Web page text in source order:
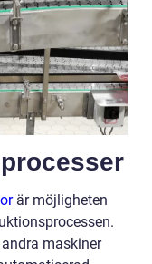
är möjligheten
maskiner